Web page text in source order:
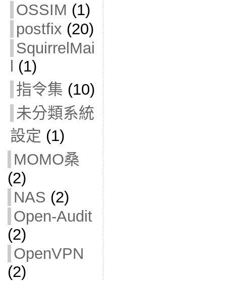
OSSIM (1)
postfix (20)
SquirrelMai
(1)
指令集 (10)
未分類系統
設定 (1)
MOMO桑
(2)
NAS (2)
Open-Audit
(2)
OpenVPN
(2)